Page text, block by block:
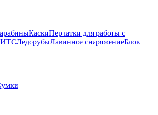
КаскиПерчатки для работы с
ИТОЛедорубыЛавинное снаряжениеБлок-